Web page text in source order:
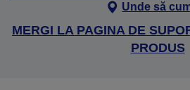
Unde să
MERGI LA PAGINA DE
PRODUS